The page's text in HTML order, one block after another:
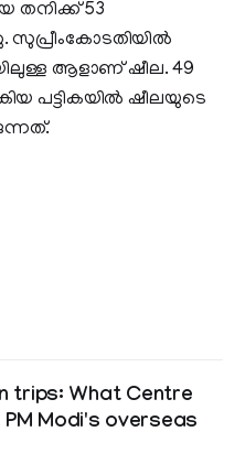
തനിക്ക് 53
ആളാണ് ഷീല. 49
പട്ടികയില്‍ ഷീലയുടെ
trips: What Centre
Modi's overseas